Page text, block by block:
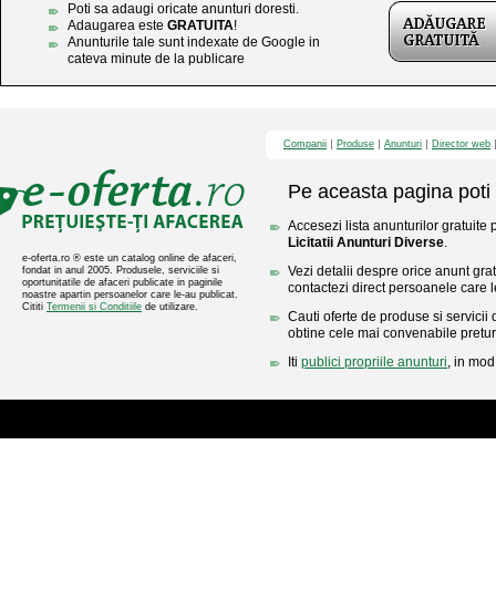
Poti sa adaugi oricate anunturi doresti.
Adaugarea este GRATUITA!
Anunturile tale sunt indexate de Google in
cateva minute de la publicare
e-oferta.ro ® este un catalog online de afaceri,
fondat in anul 2005. Produsele, serviciile si
oportunitatile de afaceri publicate in paginile
noastre apartin persoanelor care le-au publicat.
Cititi Termenii si Conditiile de utilizare.
Companii Produse Anunturi Director web
Pe aceasta pagina poti
Accesezi lista anunturilor gratuite
Licitatii Anunturi Diverse.
Vezi detalii despre orice anunt
contactezi direct persoanele care
Cauti oferte de produse si servicii
obtine cele mai convenabile
Iti publici propriile anunturi, in